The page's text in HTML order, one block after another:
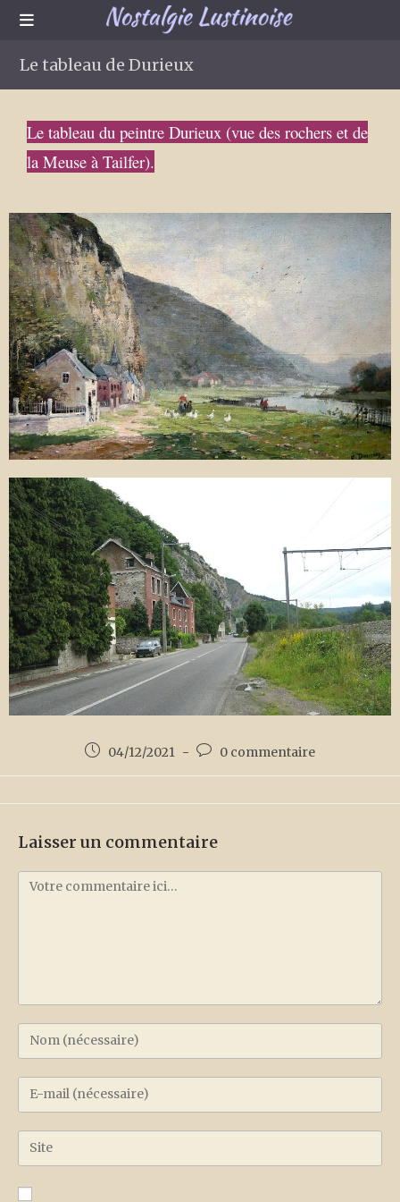
Le tableau de Durieux
Le tableau du peintre Durieux (vue des rochers et de
la Meuse à Tailfer).
04/12/2021 0 commentaire
Laisser un commentaire